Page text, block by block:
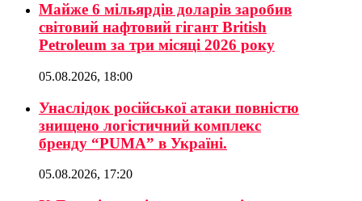
Майже 6 мільярдів доларів заробив
світовий нафтовий гігант British
Petroleum за три місяці 2026 року
05.08.2026, 18:00
Унаслідок російської атаки повністю
знищено логістичний комплекс
бренду “PUMA” в Україні.
05.08.2026, 17:20